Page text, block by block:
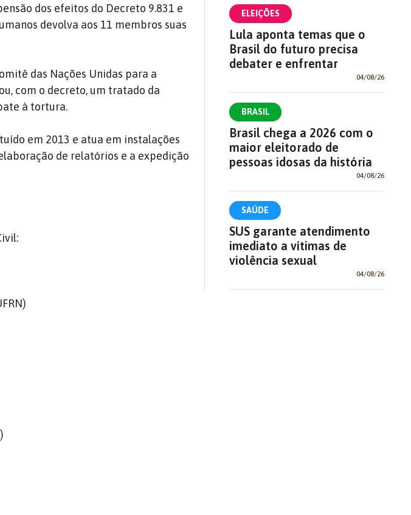
dos efeitos do Decreto 9.831 e
devolva aos 11 membros suas
das Nações Unidas para a
com o decreto, um tratado da
à tortura.
em 2013 e atua em instalações
de relatórios e a expedição
ELEIÇÕES
Lula aponta temas que o
Brasil do futuro precisa
debater e enfrentar
04/08/26
BRASIL
Brasil chega a 2026 com o
maior eleitorado de
pessoas idosas da história
04/08/26
SAÚDE
SUS garante atendimento
imediato a vítimas de
violência sexual
04/08/26